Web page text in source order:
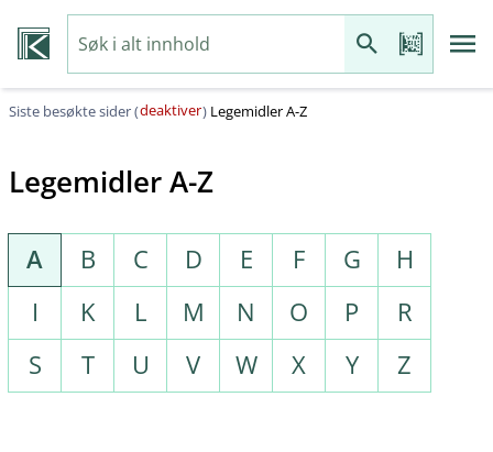
Siste besøkte sider (deaktiver) Legemidler A-Z
Legemidler A-Z
A B C D E F G
H
I
K L M N O P
R
S
T U V W X Y Z